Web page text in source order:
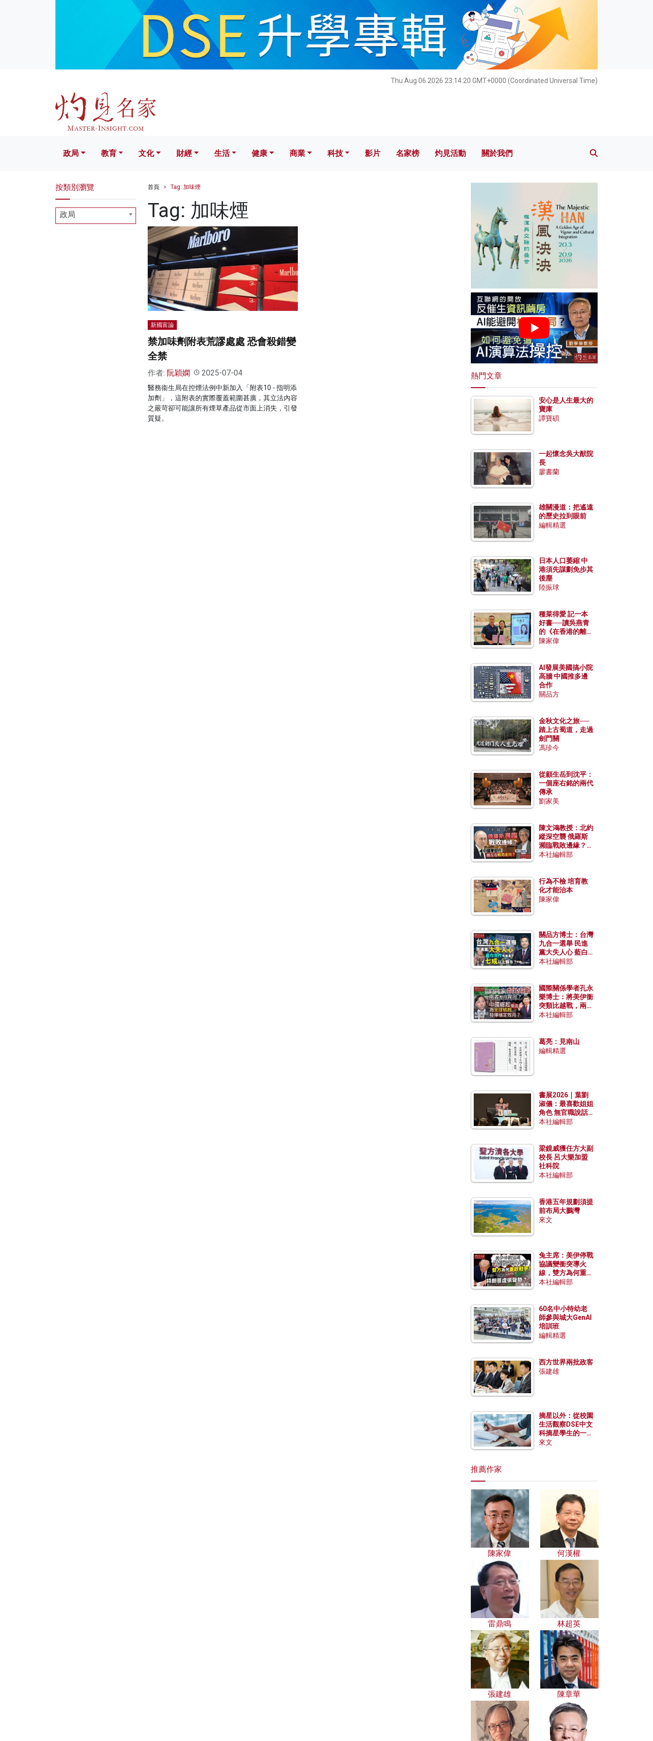
Thu Aug 06 2026 23:14:21 GMT+0000 (Coordinated Universal Time)
文化 財經 生活 健康 科技 影片 名家榜 灼見活動 關於我們
政局 教育 文化 財經 生活 健康 商業 科技 影片 名家榜 灼見活動 關於我們
首頁 Tag: 加味煙
Tag: 加味煙
新國富論
禁加味劑附表荒謬處處 恐會殺錯變
全禁
作者: 阮穎嫻 2025-07-04
醫務衞生局在控煙法例中新加入「附表10 - 指明添
加劑」，這附表的實際覆蓋範圍甚廣，其立法內容
之嚴苛卻可能讓所有煙草產品從市面上消失，引發
質疑。
按類別瀏覽
政局
熱門文章
安心是人生最大的
寶庫
譚寶碩
一起懷念吳大猷院
長
廖書蘭
雄關漫道：把遙遠
的歷史拉到眼前
編輯精選
日本人口萎縮 中
港須先謀劃免步其
後塵
陸振球
種菜得愛 記一本
好書──讀吳燕青
的《在香港的離島
種菜》
陳家偉
AI發展美國搞小院
高牆 中國推多邊
合作
關品方
金秋文化之旅──
踏上古蜀道，走過
劍門關
馮珍今
從顧生岳到沈平：
一個座右銘的兩代
傳承
劉家美
陳文鴻教授：北約
縱深空襲 俄羅斯
瀕臨戰敗邊緣？中
國零部件能左右戰
本社編輯部
行為不檢 培育教
化才能治本
陳家偉
關品方博士：台灣
九合一選舉 民進
黨大失人心 藍白
合作有望拿下七成
本社編輯部
國際關係學者孔永
樂博士：將美伊衝
突類比越戰，兩者
有何異同？中國崛
本社編輯部
葛亮：見南山
編輯精選
書展2026｜葉劉
淑儀：最喜歡姐姐
角色 無官職說話
包袱少
本社編輯部
梁鏡威獲任方大副
校長 呂大樂加盟
社科院
本社編輯部
香港五年規劃須提
前布局大鵬灣
來文
兔主席：美伊停戰
協議變衝突導火
線，雙方為何重啟
戰爭？伊朗一早洞
本社編輯部
60名中小特幼老
師參與城大GenAI
培訓班
編輯精選
西方世界兩批政客
張建雄
摘星以外：從校園
生活觀察DSE中文
科摘星學生的一點
特質
來文
推薦作家
陳家偉 何漢權
雷鼎鳴 林超英
張建雄 陳章華